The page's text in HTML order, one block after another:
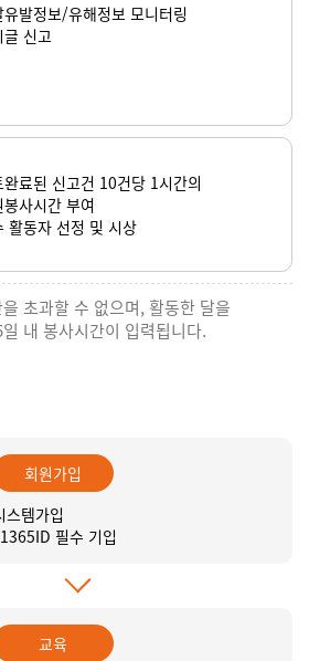
유발정보/유해정보 모니터링
글 신고
완료된 신고건 10건당 1시간의
사시간 부여
활동자 선정 및 시상
초과할 수 없으며, 활동한 달을
내 봉사시간이 입력됩니다.
회원가입
스템가입
필수 기입
교육